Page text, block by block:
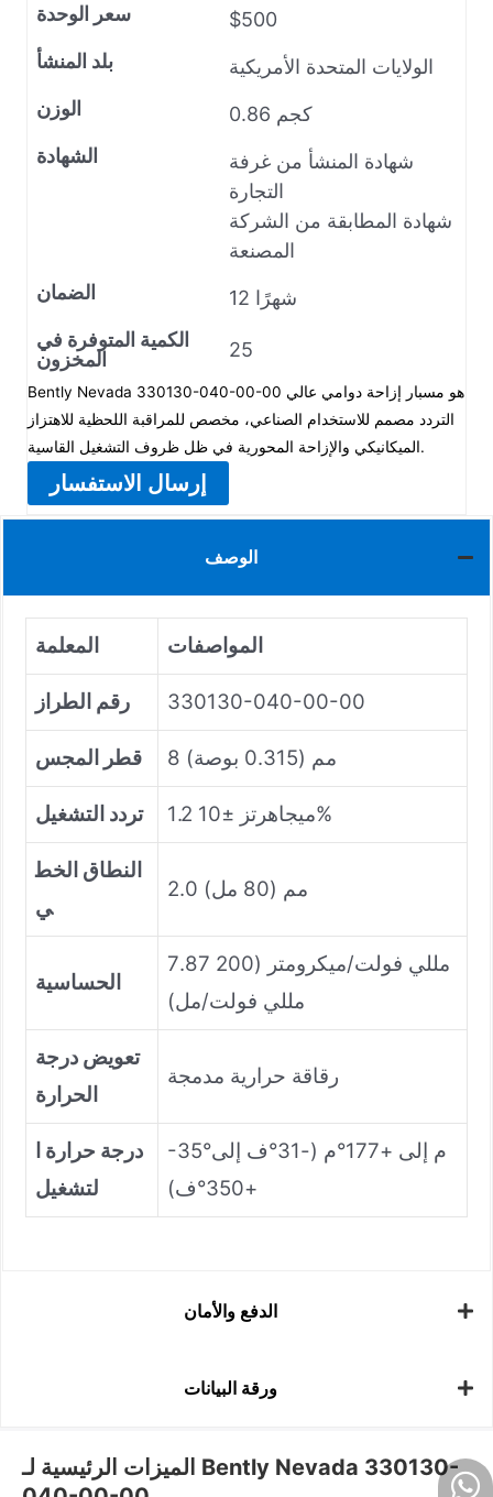
سعر الوحدة
$500
بلد المنشأ
الولايات المتحدة الأمريكية
الوزن
0.86 كجم
الشهادة
شهادة المنشأ من غرفة
التجارة
شهادة المطابقة من الشركة
المصنعة
الضمان
12 شهرًا
الكمية المتوفرة في
المخزون
25
Bently Nevada 330130-040-00-00 هو مسبار إزاحة دوامي عالي
التردد مصمم للاستخدام الصناعي، مخصص للمراقبة اللحظية للاهتزاز
الميكانيكي والإزاحة المحورية في ظل ظروف التشغيل القاسية.
إرسال الاستفسار
الوصف
المعلمة المواصفات
رقم الطراز 330130-040-00-00
قطر المجس 8 مم (0.315 بوصة)
تردد التشغيل 1.2 ميجاهرتز ±10%
النطاق الخط
ي
2.0 مم (80 مل)
الحساسية
7.87 مللي فولت/ميكرومتر (200
مللي فولت/مل)
تعويض درجة
الحرارة
رقاقة حرارية مدمجة
درجة حرارة ا
لتشغيل
-35°م إلى +177°م (-31°ف إلى
+350°ف)
الدفع والأمان
ورقة البيانات
الميزات الرئيسية لـ Bently Nevada 330130-